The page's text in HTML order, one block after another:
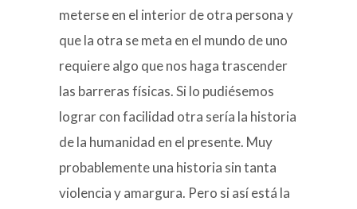
meterse en el interior de otra persona y
que la otra se meta en el mundo de uno
requiere algo que nos haga trascender
las barreras físicas. Si lo pudiésemos
lograr con facilidad otra sería la historia
de la humanidad en el presente. Muy
probablemente una historia sin tanta
violencia y amargura. Pero si así está la